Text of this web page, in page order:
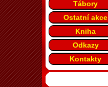
Tábory
Ostatní akce
Kniha
Odkazy
Kontakty